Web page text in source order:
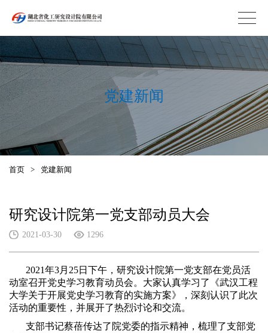
党建新闻
首页 > 党建新闻
研究设计院第一党支部动员大会
2021-03-30 1296
2021年3月25日下午，研究设计院第一党支部在党员活
动室召开党史学习教育动员会。大家认真学习了《武汉工程
大学关于开展党史学习教育的实施方案》，深刻认识了此次
活动的重要性，并展开了热烈讨论和交流。
支部书记蔡蓓传达了院党委的指示精神，梳理了支部党